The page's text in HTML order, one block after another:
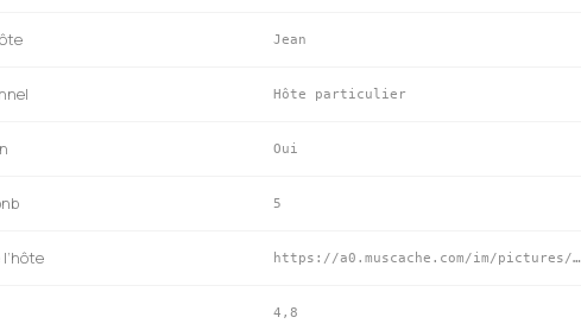
Jean
Hôte particulier
Oui
5
https://a0.muscache.com/im/pictures/…
4,8